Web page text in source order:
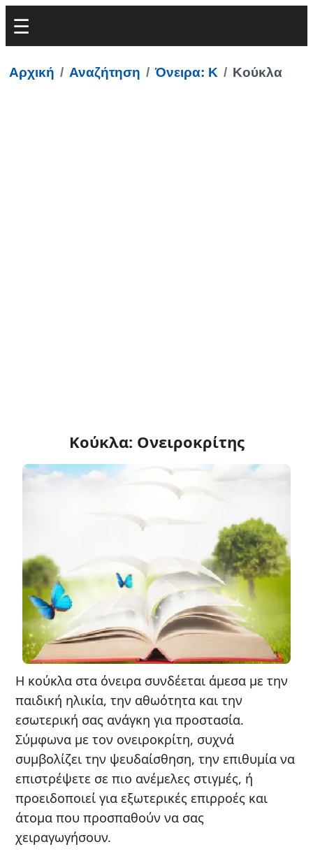
Αρχική Αναζήτηση Όνειρα: Κ Κούκλα
Κούκλα: Ονειροκρίτης
Η κούκλα στα όνειρα συνδέεται άμεσα με την
παιδική ηλικία, την αθωότητα και την
εσωτερική σας ανάγκη για προστασία.
Σύμφωνα με τον ονειροκρίτη, συχνά
συμβολίζει την ψευδαίσθηση, την επιθυμία να
επιστρέψετε σε πιο ανέμελες στιγμές, ή
προειδοποιεί για εξωτερικές επιρροές και
άτομα που προσπαθούν να σας
χειραγωγήσουν.